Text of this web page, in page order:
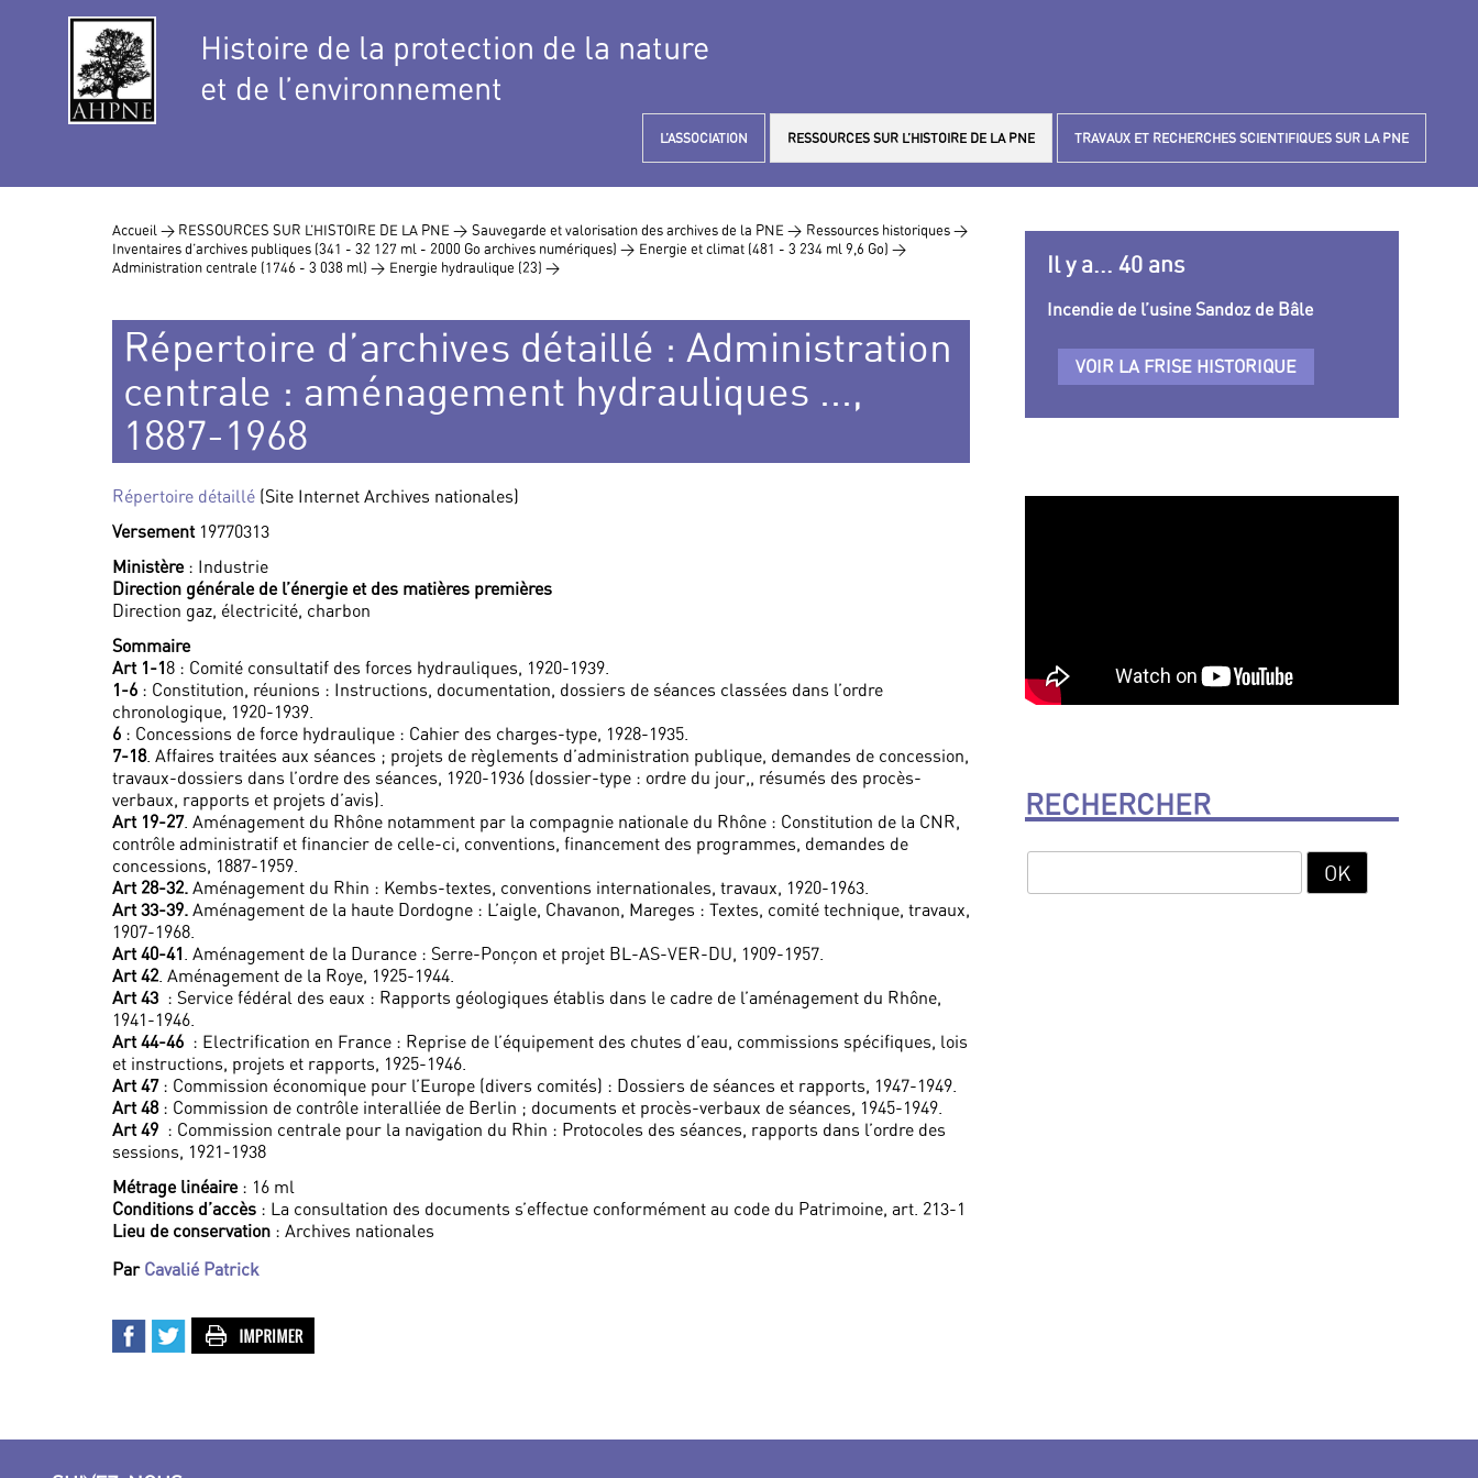
Histoire de la protection de la nature
et de l’environnement
L’ASSOCIATION RESSOURCES SUR L’HISTOIRE DE LA PNE TRAVAUX ET RECHERCHES SCIENTIFIQUES SUR LA PNE
Accueil > RESSOURCES SUR L’HISTOIRE DE LA PNE > Sauvegarde et valorisation des archives de la PNE > Ressources historiques >
Inventaires d’archives publiques (341 - 32 127 ml - 2000 Go archives numériques) > Energie et climat (481 - 3 234 ml 9,6 Go) >
Administration centrale (1746 - 3 038 ml) > Energie hydraulique (23) >
Répertoire d’archives détaillé : Administration
centrale : aménagement hydrauliques ...,
1887-1968
Répertoire détaillé (Site Internet Archives nationales)
Versement 19770313
Ministère: Industrie
Direction générale de l’énergie et des matières premières
Direction gaz, électricité, charbon
Sommaire
Art 1-18 : Comité consultatif des forces hydrauliques, 1920-1939.
1-6 : Constitution, réunions : Instructions, documentation, dossiers de séances classées dans l’ordre
chronologique, 1920-1939.
6 : Concessions de force hydraulique : Cahier des charges-type, 1928-1935.
7-18. Affaires traitées aux séances ; projets de règlements d’administration publique, demandes de concession,
travaux-dossiers dans l’ordre des séances, 1920-1936 (dossier-type : ordre du jour,, résumés des procès-
verbaux, rapports et projets d’avis).
Art 19-27. Aménagement du Rhône notamment par la compagnie nationale du Rhône : Constitution de la CNR,
contrôle administratif et financier de celle-ci, conventions, financement des programmes, demandes de
concessions, 1887-1959.
Art 28-32. Aménagement du Rhin : Kembs-textes, conventions internationales, travaux, 1920-1963.
Art 33-39. Aménagement de la haute Dordogne : L’aigle, Chavanon, Mareges : Textes, comité technique, travaux,
1907-1968.
Art 40-41. Aménagement de la Durance : Serre-Ponçon et projet BL-AS-VER-DU, 1909-1957.
Art 42. Aménagement de la Roye, 1925-1944.
Art 43 : Service fédéral des eaux : Rapports géologiques établis dans le cadre de l’aménagement du Rhône,
1941-1946.
Art 44-46 : Electrification en France : Reprise de l’équipement des chutes d’eau, commissions spécifiques, lois
et instructions, projets et rapports, 1925-1946.
Art 47: Commission économique pour l’Europe (divers comités) : Dossiers de séances et rapports, 1947-1949.
Art 48: Commission de contrôle interalliée de Berlin ; documents et procès-verbaux de séances, 1945-1949.
Art 49 : Commission centrale pour la navigation du Rhin : Protocoles des séances, rapports dans l’ordre des
sessions, 1921-1938
Métrage linéaire: 16 ml
Conditions d’accès : La consultation des documents s’effectue conformément au code du Patrimoine, art. 213-1
Lieu de conservation : Archives nationales
Par Cavalié Patrick
Il y a... 40 ans
Incendie de l’usine Sandoz de Bâle
VOIR LA FRISE HISTORIQUE
RECHERCHER